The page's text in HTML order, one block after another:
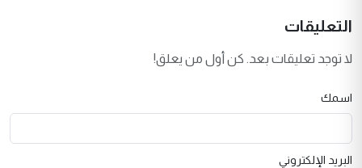
التعليقات
لا توجد تعليقات بعد. كن أول من يعلق!
اسمك
البريد الإلكتروني